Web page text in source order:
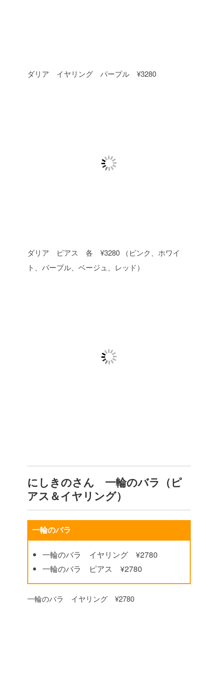
ダリア イヤリング パープル ¥3280
ダリア ピアス 各 ¥3280 （ピンク、ホワイ
ト、パープル、ベージュ、レッド）
にしきのさん 一輪のバラ（ピ
アス＆イヤリング）
一輪のバラ
一輪のバラ イヤリング ¥2780
一輪のバラ ピアス ¥2780
一輪のバラ イヤリング ¥2780